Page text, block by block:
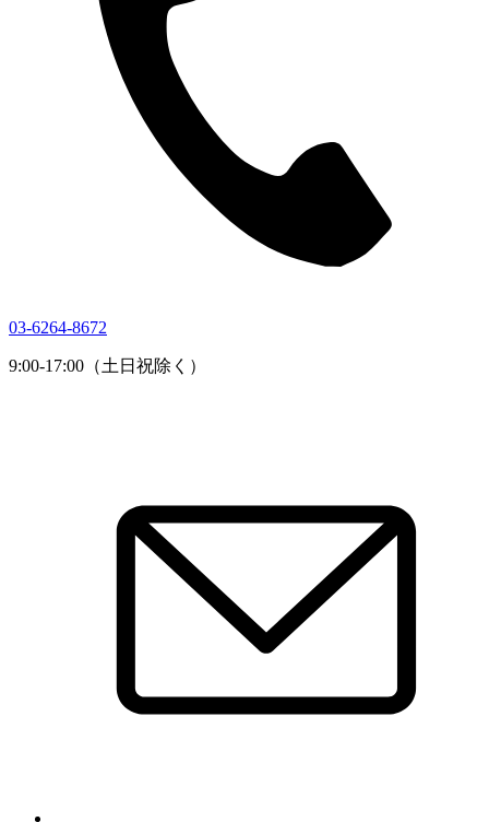
03-6264-8672
9:00-17:00（土日祝除く）